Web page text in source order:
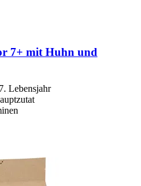
7+ mit Huhn und
Lebensjahr